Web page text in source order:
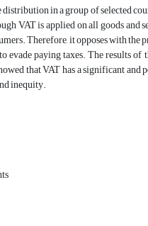
in a group of selected
VAT is applied on all goods and
Therefore, it opposes with
evade paying taxes. The results
that VAT has a significant
inequity.